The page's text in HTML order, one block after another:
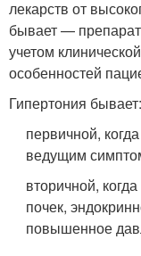
лекарств от
бывает —
учетом
особенностей
Гипертония бывает:
первичной,
ведущим
вторичной,
почек,
повышенное